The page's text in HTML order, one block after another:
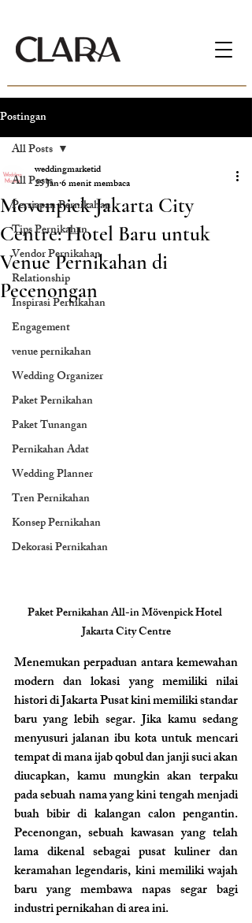
Postingan
All Posts
Persiapan Pernikahan
Tips Pernikahan
Vendor Pernikahan
Relationship
Inspirasi Pernikahan
Engagement
venue pernikahan
Wedding Organizer
Paket Pernikahan
Paket Tunangan
Pernikahan Adat
Wedding Planner
Tren Pernikahan
Konsep Pernikahan
Dekorasi Pernikahan
All Posts
Movenpick Jakarta City
Centre: Hotel Baru untuk
Venue Pernikahan di
Pecenongan
weddingmarketid
25 Jan6 menit membaca
Paket Pernikahan All-in Mövenpick Hotel
Jakarta City Centre
Menemukan perpaduan antara kemewahan
modern dan lokasi yang memiliki nilai
histori di Jakarta Pusat kini memiliki standar
baru yang lebih segar. Jika kamu sedang
menyusuri jalanan ibu kota untuk mencari
tempat di mana ijab qobul dan janji suci akan
diucapkan, kamu mungkin akan terpaku
pada sebuah nama yang kini tengah menjadi
buah bibir di kalangan calon pengantin.
Pecenongan, sebuah kawasan yang telah
lama dikenal sebagai pusat kuliner dan
keramahan legendaris, kini memiliki wajah
baru yang membawa napas segar bagi
industri pernikahan di area ini.